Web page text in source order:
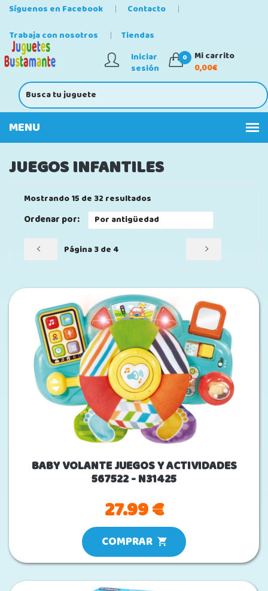
Síguenos en Facebook
Contacto
Trabaja con nosotros
Tiendas
Iniciar
sesión
0
Mi carrito
0,00€
JUEGOS INFANTILES
Mostrando 15 de 32 resultados
Ordenar por:
Página 3 de 4
BABY VOLANTE JUEGOS Y ACTIVIDADES
567522 - N31425
27.99 €
COMPRAR